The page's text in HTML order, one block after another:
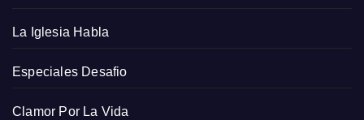
La Iglesia Habla
Especiales Desafio
Clamor Por La Vida